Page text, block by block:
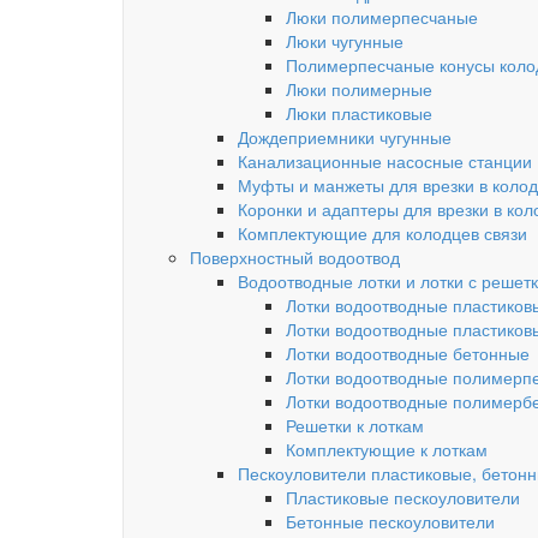
Люки полимерпесчаные
Люки чугунные
Полимерпесчаные конусы
Люки полимерные
Люки пластиковые
Дождеприемники чугунные
Канализационные насосные станции
Муфты и манжеты для врезки в
Коронки и адаптеры для врезки в
Комплектующие для колодцев связи
Поверхностный водоотвод
Водоотводные лотки и лотки с
Лотки водоотводные
Лотки водоотводные
Лотки водоотводные бетонные
Лотки водоотводные
Лотки водоотводные
Решетки к лоткам
Комплектующие к лоткам
Пескоуловители пластиковые,
Пластиковые пескоуловители
Бетонные пескоуловители